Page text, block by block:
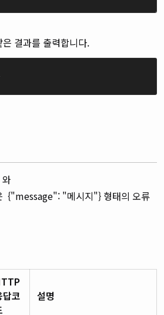
결과를 출력합니다.
{"message": "메시지"} 형태의 오류
답코
설명